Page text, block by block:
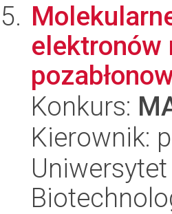
elektronów
Konkurs:
Kierownik: